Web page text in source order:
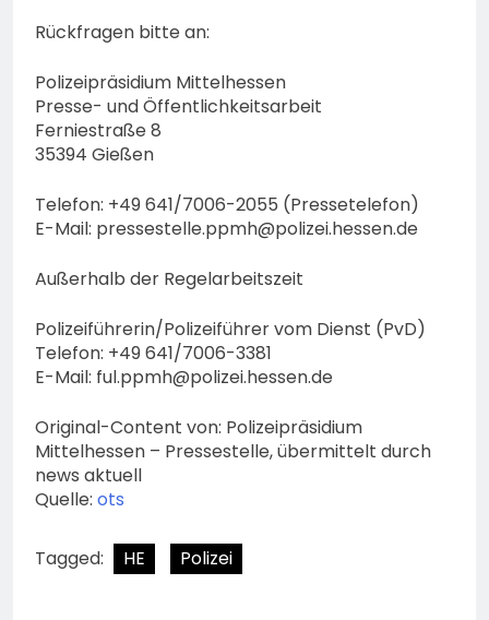
Rückfragen bitte an:
Polizeipräsidium Mittelhessen
Presse- und Öffentlichkeitsarbeit
Ferniestraße 8
35394 Gießen
Telefon: +49 641/7006-2055 (Pressetelefon)
E-Mail: pressestelle.ppmh@polizei.hessen.de
Außerhalb der Regelarbeitszeit
Polizeiführerin/Polizeiführer vom Dienst (PvD)
Telefon: +49 641/7006-3381
E-Mail: ful.ppmh@polizei.hessen.de
Original-Content von: Polizeipräsidium
Mittelhessen – Pressestelle, übermittelt durch
news aktuell
Quelle: ots
Tagged: HE Polizei